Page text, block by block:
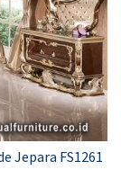
Jepara FS1261